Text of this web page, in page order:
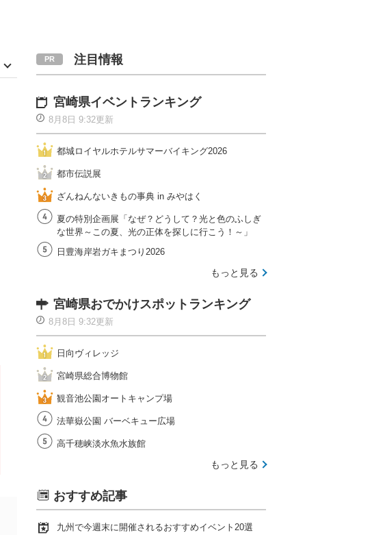
注目情報
宮崎県イベントランキング
8月8日 9:32更新
都城ロイヤルホテルサマーバイキング2026
都市伝説展
ざんねんないきもの事典 in みやはく
夏の特別企画展「なぜ？どうして？光と色のふしぎ
な世界～この夏、光の正体を探しに行こう！～」
日豊海岸岩ガキまつり2026
もっと見る
宮崎県おでかけスポットランキング
8月8日 9:32更新
日向ヴィレッジ
宮崎県総合博物館
観音池公園オートキャンプ場
法華嶽公園 バーベキュー広場
高千穂峡淡水魚水族館
もっと見る
おすすめ記事
九州で今週末に開催されるおすすめイベント20選